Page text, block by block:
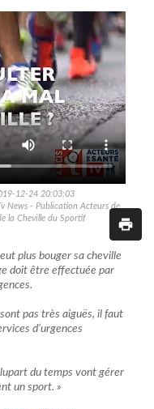
12-24 20:03:03
News - Publication Acteurs de
la Cheville du Sportif
plus bouger sa cheville
doit être effectuée par
sont pas très aiguës, il faut
d’urgences
du temps vont gérer
un sport. »